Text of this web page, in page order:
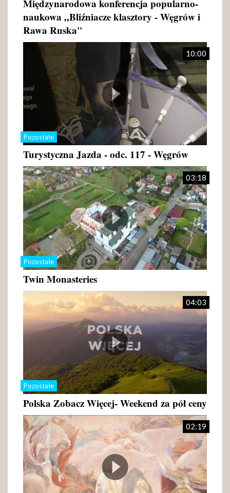
Międzynarodowa konferencja popularno-
naukowa „Bliźniacze klasztory - Węgrów i
Rawa Ruska"
Pozostałe
10:00
Turystyczna Jazda - odc. 117 - Węgrów
Pozostałe
03:18
Twin Monasteries
Pozostałe
04:03
Polska Zobacz Więcej- Weekend za pół ceny
02:19